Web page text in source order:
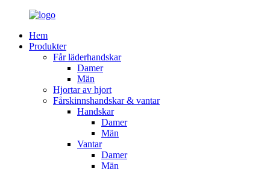
Hem
Produkter
Får läderhandskar
Damer
Män
Hjortar av hjort
Fårskinnshandskar & vantar
Handskar
Damer
Män
Vantar
Damer
Män